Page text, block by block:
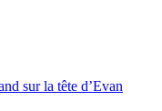
sur la tête d’Evan